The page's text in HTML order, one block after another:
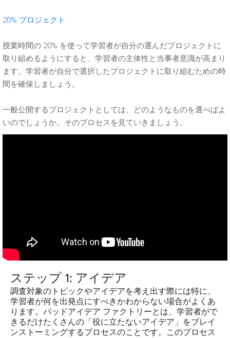
20% プロジェクト
授業時間の 20% を使って学習者が自分の選んだプロジェクトに
取り組めるようにすると、学習者の主体性と当事者意識が高まり
ます。学習者が自分で選択したプロジェクトに取り組むための時
間を確保しましょう。
一般公開するプロジェクトとしては、どのようなものを選べばよ
いのでしょうか。そのプロセスを見ていきましょう。
ステップ 1: アイデア
調査対象のトピックやアイデアを考え出す際には特に、
学習者が何を出発点にすべきかわからない場合がよくあ
ります。バッドアイデア ファクトリーとは、学習者がで
きるだけたくさんの「役に立たないアイデア」をブレイ
ンストーミングするプロセスのことです。このプロセス